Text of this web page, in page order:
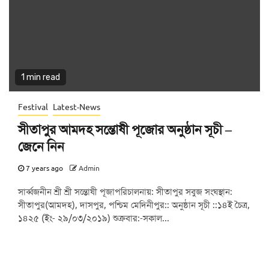
1 min read
Festival Latest-News
সীতাপুর আমদহ সন্তোষী পূজোর অনুষ্ঠান সূচী –
জেনে নিন
7 years ago Admin
সার্ব্বজনীন শ্রী শ্রী সন্তোষী পূজাপরিচালনায়: সীতাপুর সবুজ সংঘস্থান:
সীতাপুর(আমদহ), দাসপুর, পশ্চিম মেদিনীপুর:: অনুষ্ঠান সূচী ::১৪ই চৈত্র,
১৪২৫ (ইং- ২৯/০৩/২০১৯) শুক্রবার:-সকাল...